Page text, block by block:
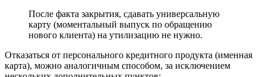
После факта закрытия, сдавать универсальную
карту (моментальный выпуск по обращению
нового клиента) на утилизацию не нужно.
Отказаться от персонального кредитного продукта (именная
карта), можно аналогичным способом, за исключением